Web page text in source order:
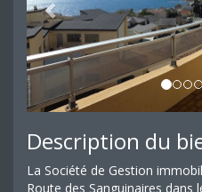
Description du
La Société de Gestion
Route des Sanguinaires dans